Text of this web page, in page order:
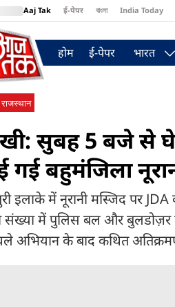
Aaj Tak ई-पेपर বাংলা India Today
होम ई-पेपर भारत
राजस्थान
सुबह 5 बजे से
गई बहुमंजिला
इलाके में नूरानी मस्जिद पर JDA
संख्या में पुलिस बल और बुलडोज़र
अभियान के बाद कथित अतिक्रमण